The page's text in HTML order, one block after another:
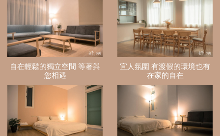
自在輕鬆的獨立空間 等著與
您相遇
宜人氛圍 有渡假的環境也有
在家的自在